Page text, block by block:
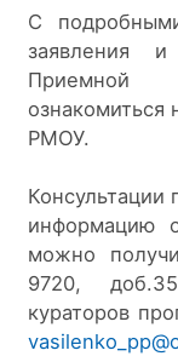
С
заявления
Приемной
ознакомиться
РМОУ.
Консультации
информацию
можно
9720,